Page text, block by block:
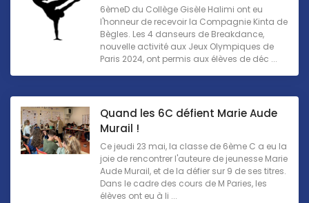
6èmeD du Collège Gisèle Halimi ont eu
l'honneur de recevoir la Compagnie Kinta de
Bègles. Les 4 danseurs de Breakdance,
nouvelle activité aux Jeux Olympiques de
Paris 2024, ont permis aux élèves de déc ...
Quand les 6C défient Marie Aude
Murail !
Ce jeudi 23 mai, la classe de 6ème C a eu la
joie de rencontrer l'auteure de jeunesse Marie
Aude Murail, et de la défier sur 9 de ses titres.
Dans le cadre des cours de M Paries, les
élèves ont eu à li ...